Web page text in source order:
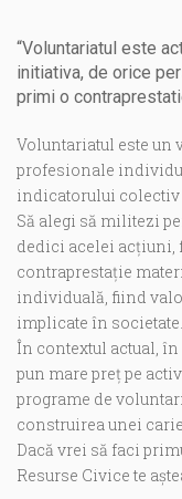
“Voluntariatul este
initiativa, de orice
primi o
Voluntariatul este un
profesionale
indicatorului
Să alegi să militezi
dedici acelei acțiuni,
contraprestație
individuală, fiind
implicate în societate.
În contextul actual,
pun mare preț pe
programe de
construirea unei
Dacă vrei să faci
Resurse Civice te